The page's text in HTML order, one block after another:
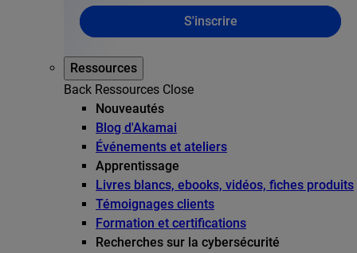
S'inscrire
Ressources
Back Ressources Close
Nouveautés
Blog d'Akamai
Événements et ateliers
Apprentissage
Livres blancs, ebooks, vidéos, fiches produits
Témoignages clients
Formation et certifications
Recherches sur la cybersécurité